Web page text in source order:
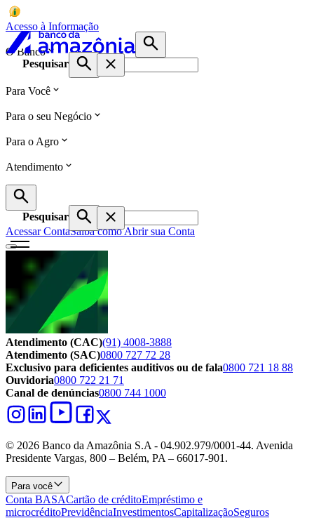
Acesso à Informação
O Banco
Pesquisar
Para Você
Para o seu Negócio
Para o Agro
Atendimento
Pesquisar
Acessar ContaSaiba como Abrir sua Conta
Atendimento (CAC)(91) 4008-3888
Atendimento (SAC)0800 727 72 28
Exclusivo para deficientes auditivos ou de fala0800 721 18 88
Ouvidoria0800 722 21 71
Canal de denúncias0800 744 1000
© 2026 Banco da Amazônia S.A - 04.902.979/0001‐44. Avenida
Presidente Vargas, 800 – Belém, PA – 66017-901.
Para você
Conta BASACartão de créditoEmpréstimo e
microcréditoPrevidênciaInvestimentosCapitalizaçãoSeguros